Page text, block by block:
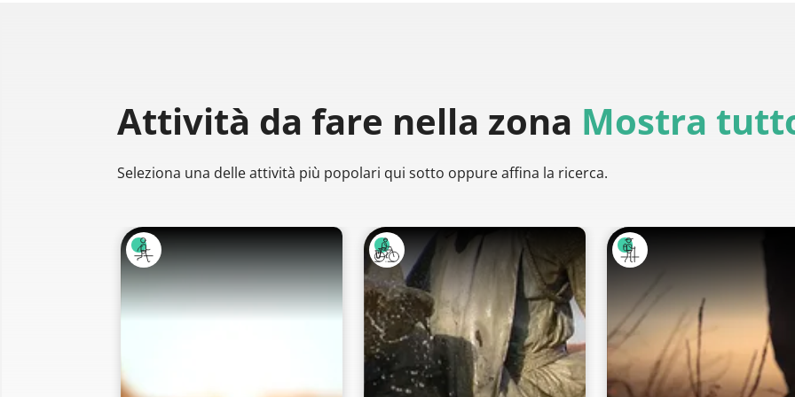
Attività da fare nella zona Mostra
Seleziona una delle attività più popolari qui sotto oppure affina la ricerca.